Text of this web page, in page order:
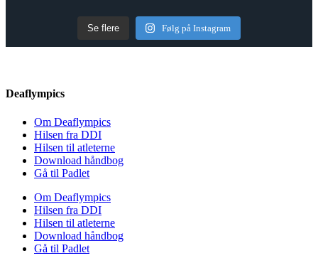
Se flere Følg på Instagram
Deaflympics
Om Deaflympics
Hilsen fra DDI
Hilsen til atleterne
Download håndbog
Gå til Padlet
Om Deaflympics
Hilsen fra DDI
Hilsen til atleterne
Download håndbog
Gå til Padlet